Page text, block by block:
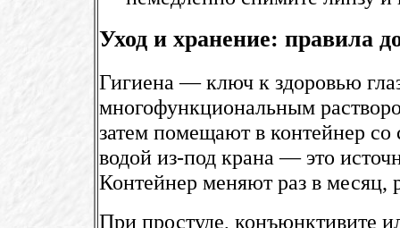
Уход и хранение: правила
Гигиена — ключ к здоровью
многофункциональным
затем помещают в контейнер
водой из-под крана — это
Контейнер меняют раз в месяц,
При простуде, конъюнктивите